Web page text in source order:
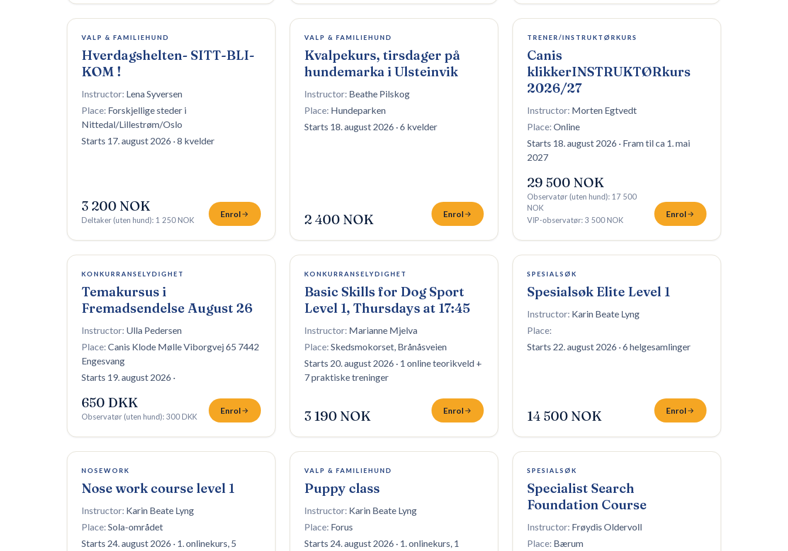
12 plasser igjen
VALP & FAMILIEHUND
Hverdagshelten- SITT-BLI-
KOM !
Instructor: Lena Syversen
Place: Forskjellige steder i
Nittedal/Lillestrøm/Oslo
Starts 17. august 2026 ·8 kvelder
3 200 NOK
Deltaker (uten hund): 1 250 NOK
Enrol
4 plasser igjen
VALP & FAMILIEHUND
Kvalpekurs, tirsdager på
hundemarka i Ulsteinvik
Instructor: Beathe Pilskog
Place: Hundeparken
Starts 18. august 2026 ·6 kvelder
2 400 NOK Enrol
3 plasser igjen
TRENER/INSTRUKTØRKURS
Canis
klikkerINSTRUKTØRkurs
2026/27
Instructor: Morten Egtvedt
Place: Online
Starts 18. august 2026 · Fram til ca 1. mai
2027
29 500 NOK
Observatør (uten hund): 17 500
NOK
VIP-observatør: 3 500 NOK
Enrol
4 plasser igjen
KONKURRANSELYDIGHET
Temakursus i
Fremadsendelse August 26
Instructor: Ulla Pedersen
Place: Canis Klode Mølle Viborgvej 65 7442
Engesvang
Starts 19. august 2026 ·
650 DKK
Observatør (uten hund): 300 DKK
Enrol
2 plasser igjen
KONKURRANSELYDIGHET
Basic Skills for Dog Sport
Level 1, Thursdays at 17:45
Instructor: Marianne Mjelva
Place: Skedsmokorset, Brånåsveien
Starts 20. august 2026 · 1 online teorikveld +
7 praktiske treninger
3 190 NOK Enrol
19 plasser igjen
SPESIALSØK
Spesialsøk Elite Level 1
Instructor: Karin Beate Lyng
Place:
Starts 22. august 2026 ·6 helgesamlinger
14 500 NOK Enrol
10 plasser igjen
NOSEWORK
Nose work course level 1
Instructor: Karin Beate Lyng
Place: Sola-området
Starts 24. august 2026 · 1. onlinekurs, 5
6 plasser igjen
VALP & FAMILIEHUND
Puppy class
Instructor: Karin Beate Lyng
Place: Forus
Starts 24. august 2026 · 1. onlinekurs, 1
1 plass igjen
SPESIALSØK
Specialist Search
Foundation Course
Instructor: Frøydis Oldervoll
Place: Bærum